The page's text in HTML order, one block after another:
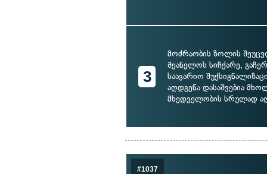
3
მოძრაობის ზოლის
შეანელოს სიჩქარე,
საავარიო
აღდგენა დასაშვებია
მხედველობის სრულად
#1037